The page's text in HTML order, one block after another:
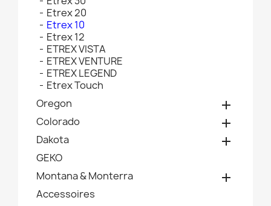
Etrex 20
Etrex 10
Etrex 12
ETREX VISTA
ETREX VENTURE
ETREX LEGEND
Etrex Touch
Oregon

Colorado 
Dakota 
GEKO
Montana & Monterra

Accessoires